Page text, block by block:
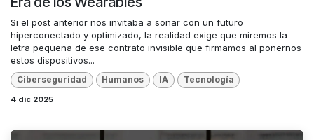
Si el post anterior nos invitaba a soñar con un futuro
hiperconectado y optimizado, la realidad exige que miremos la
letra pequeña de ese contrato invisible que firmamos al ponernos
estos dispositivos...
Ciberseguridad Humanos IA Tecnología
4 dic 2025